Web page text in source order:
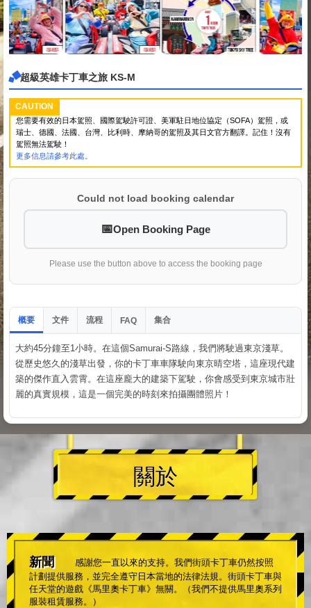
超級英雄卡丁車之旅 KS-M
CAUTION
您需要有效的日本駕照、國際駕駛許可證、美軍駐日地位協定（SOFA）駕照，或
瑞士、德國、法國、台灣、比利時、摩納哥的駕照及其日文官方翻譯。記住！沒有
駕照無法駕駛！
更多信息請參考此處。
Could not load booking calendar
Open Booking Page
Please use the button above to access the booking page
概要 文件 流程 FAQ 集合
大約45分鐘至1小時。在這個Samurai-S路線，我們將駛過東京淺草。
從歷史悠久的淺草出發，你的卡丁車車隊駛向東京晴空塔，這座現代建
築的傑作直入雲霄。在這座龐大的建築下駕駛，你會感受到東京城市壯
麗的真實規模，這是一個完美的時刻來拍攝團體照片！
關於
新聞
感謝您一直以來的支持。我們街頭卡丁車仍然按照
計劃提供服務，並完全遵守日本當地的法律法規。街頭卡丁車與
任天堂的遊戲《馬里奧卡丁車》無關。（我們不提供馬里奧系列
服裝租賃服務。）